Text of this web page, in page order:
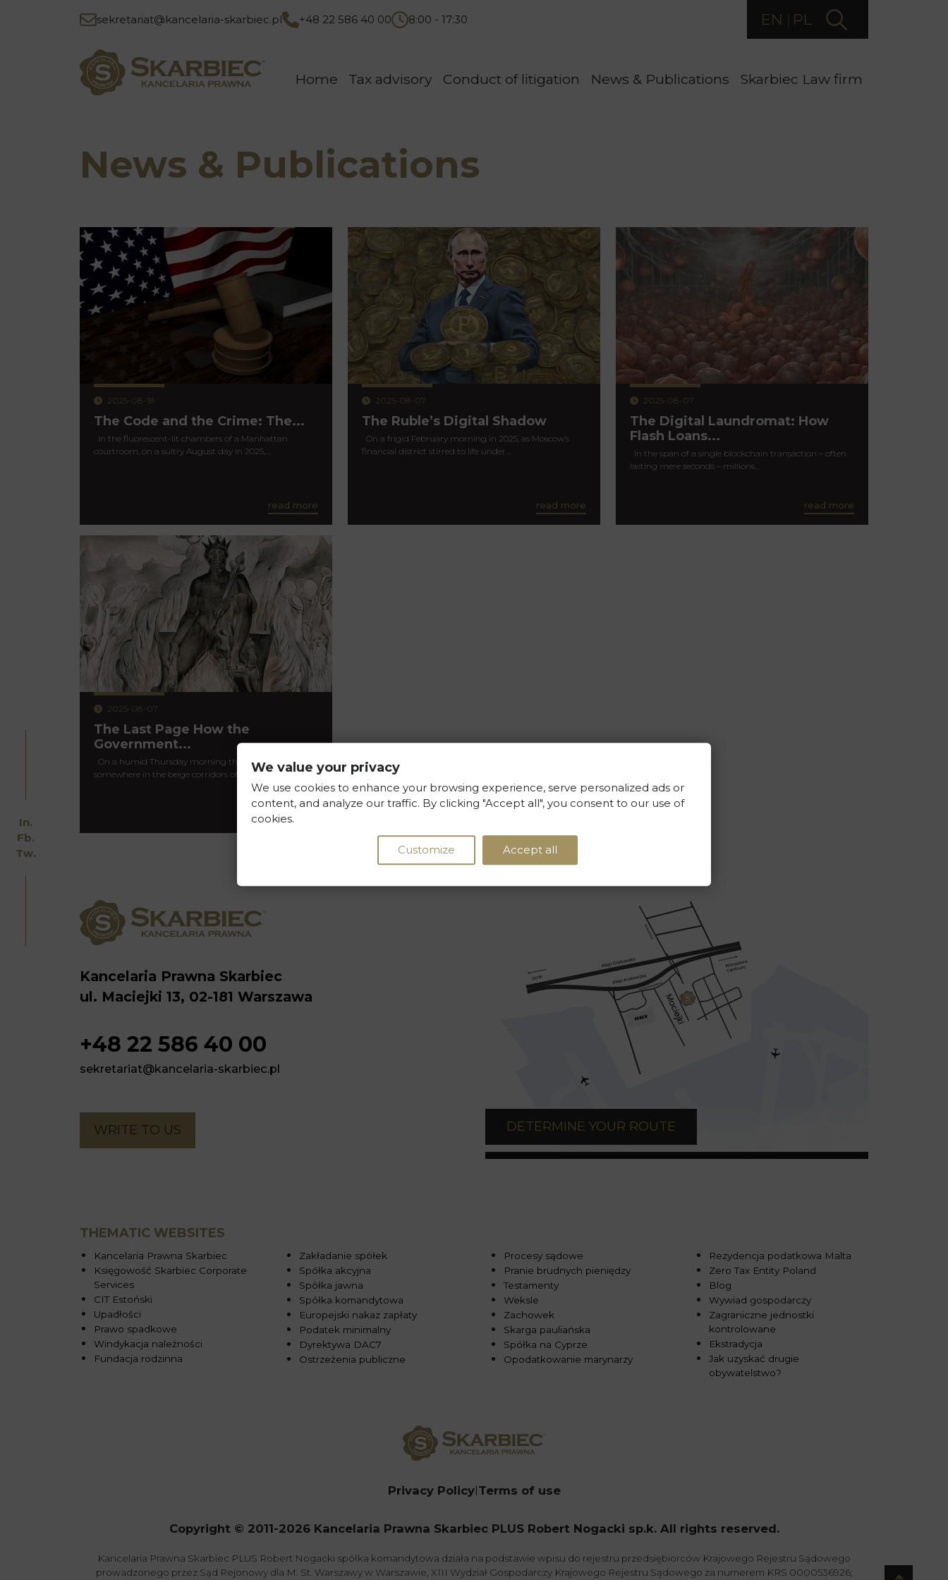
In.
Fb.
Tw.
sekretariat@kancelaria-skarbiec.pl +48 22 586 40 00 8:00 - 17:30 EN PL
Home Tax advisory Conduct of litigation News & Publications Skarbiec Law firm
News & Publications
2025-08-18
The Code and the Crime: The...
In the fluorescent-lit chambers of a Manhattan
courtroom, on a sultry August day in 2025,…
read more
2025-08-07
The Ruble’s Digital Shadow
On a frigid February morning in 2025, as Moscow’s
financial district stirred to life under…
read more
2025-08-07
The Digital Laundromat: How
Flash Loans...
In the span of a single blockchain transaction – often
lasting mere seconds – millions…
read more
2025-08-07
The Last Page How the
Government...
On a humid Thursday morning this past July,
somewhere in the beige corridors of the…
read more
Kancelaria Prawna Skarbiec
ul. Maciejki 13, 02-181 Warszawa
+48 22 586 40 00
sekretariat@kancelaria-skarbiec.pl
WRITE TO US DETERMINE YOUR ROUTE
THEMATIC WEBSITES
Kancelaria Prawna Skarbiec
Księgowość Skarbiec Corporate
Services
CIT Estoński
Upadłości
Prawo spadkowe
Windykacja należności
Fundacja rodzinna
Zakładanie spółek
Spółka akcyjna
Spółka jawna
Spółka komandytowa
Europejski nakaz zapłaty
Podatek minimalny
Dyrektywa DAC7
Ostrzeżenia publiczne
Procesy sądowe
Pranie brudnych pieniędzy
Testamenty
Weksle
Zachowek
Skarga pauliańska
Spółka na Cyprze
Opodatkowanie marynarzy
Rezydencja podatkowa Malta
Zero Tax Entity Poland
Blog
Wywiad gospodarczy
Zagraniczne jednostki
kontrolowane
Ekstradycja
Jak uzyskać drugie
obywatelstwo?
Privacy Policy Terms of use
Copyright © 2011-2026 Kancelaria Prawna Skarbiec PLUS Robert Nogacki sp.k. All rights reserved.
Kancelaria Prawna Skarbiec PLUS Robert Nogacki spółka komandytowa działa na podstawie wpisu do rejestru przedsiębiorców Krajowego Rejestru Sądowego
prowadzonego przez Sąd Rejonowy dla M. St. Warszawy w Warszawie, XIII Wydział Gospodarczy Krajowego Rejestru Sądowego za numerem KRS 0000536926;
We value your privacy
We use cookies to enhance your browsing experience, serve personalized ads or
content, and analyze our traffic. By clicking "Accept all", you consent to our use of
cookies.
Customize Accept all